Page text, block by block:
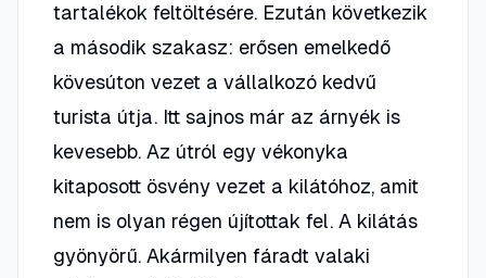
tartalékok feltöltésére. Ezután következik
a második szakasz: erősen emelkedő
kövesúton vezet a vállalkozó kedvű
turista útja. Itt sajnos már az árnyék is
kevesebb. Az útról egy vékonyka
kitaposott ösvény vezet a kilátóhoz, amit
nem is olyan régen újítottak fel. A kilátás
gyönyörű. Akármilyen fáradt valaki